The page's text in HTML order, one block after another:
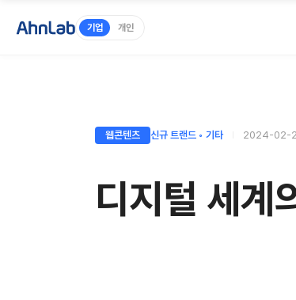
기업 개인
웹콘텐츠 신규 트랜드 ◦ 기타 2024-02-
디지털 세계